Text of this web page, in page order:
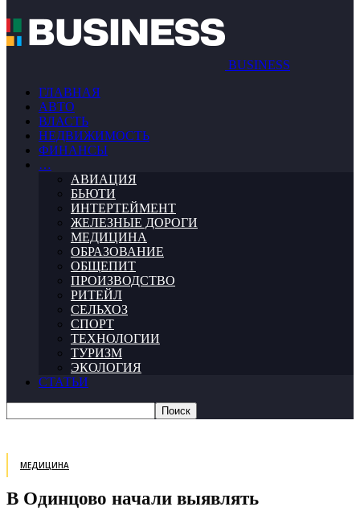
BUSINESS
ГЛАВНАЯ
АВТО
ВЛАСТЬ
НЕДВИЖИМОСТЬ
ФИНАНСЫ
…
АВИАЦИЯ
БЬЮТИ
ИНТЕРТЕЙМЕНТ
ЖЕЛЕЗНЫЕ ДОРОГИ
МЕДИЦИНА
ОБРАЗОВАНИЕ
ОБЩЕПИТ
ПРОИЗВОДСТВО
РИТЕЙЛ
СЕЛЬХОЗ
СПОРТ
ТЕХНОЛОГИИ
ТУРИЗМ
ЭКОЛОГИЯ
СТАТЬИ
МЕДИЦИНА
В Одинцово начали выявлять